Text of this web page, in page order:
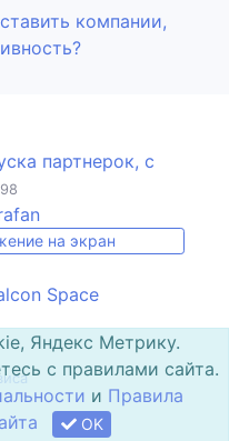
компании,
партнерок, с
на экран
Space
Яндекс Метрику.
с правилами сайта.
и Правила
OK